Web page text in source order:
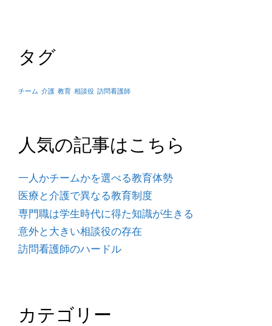
タグ
チーム 介護 教育 相談役 訪問看護師
人気の記事はこちら
一人かチームかを選べる教育体勢
医療と介護で異なる教育制度
専門職は学生時代に得た知識が生きる
意外と大きい相談役の存在
訪問看護師のハードル
カテゴリー